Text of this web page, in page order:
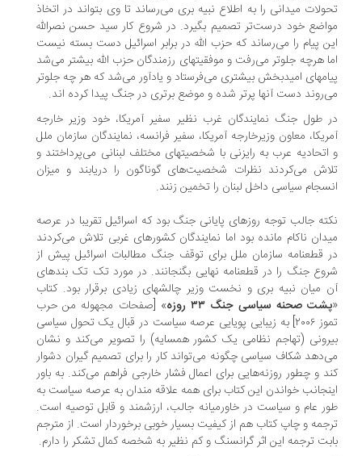
میدانی را به اطلاع نبیه بری می‌‏رساند تا وی بتواند در اتخاذ
خود درست‏‌تر تصمیم بگیرد. در شروع کار سید حسن نصرالله
پیام را می‌رساند که حزب الله در برابر اسرائیل دست بسته نیست
هرچه جلوتر می‌رفت و موفقیتهای رزمندگان حزب الله بیشتر می‌شد
امیدبخش بیشتری می‌فرستاد و یادآور می‌شد که هر چه جلوتر
دست آنها پرتر شده و موضع برتری در جنگ پیدا کرده اند.
طول جنگ نمایندگان غرب نظیر سفیر آمریکا، خود وزیر خارجه
معاون وزیرخارجه آمریکا، سفیر فرانسه، نمایندگان سازمان ملل
عرب به رایزنی با شخصیتهای مختلف لبنانی می‌پرداختند و
می‌کردند نظرات شخصیت‌های گوناگون را دریابند و میزان
سیاسی داخل لبنان را تخمین زنند.
جالب توجه روزهای پایانی جنگ بود که اسرائیل تقریبا در عرصه
ناکام مانده بود اما نمایندگان کشورهای غربی تلاش می‌کردند
قطعنامه سازمان ملل برای توقف جنگ مطالبات اسرائیل پیش از
جنگ را در قطعنامه نهایی بگنجانند. در مورد تک تک بندهای
میان نبیه بری و نخست وزیر چالشهای زیادی برقرار بود. کتاب
صحنه سیاسی جنگ ۳۳ روزه
» [صفحات مجهوله من حرب
تموز ۲۰۰۶] به زیبایی پویایی عرصه سیاست در قبال یک تحول سیاسی
(تهاجم نظامی یک کشور همسایه) را تصویر می‌کند و نشان
شکاف سیاسی چگونه می‌تواند کار را برای تصمیم گیران دشوار
و چطور روزنه‌هایی برای اعمال فشار خارجی فراهم می‌کند. به باور
خواندن این کتاب برای همه علاقه مندان به عرصه سیاست به
عام و سیاست در خاورمیانه جالب، ارزشمند و قابل توصیه است.
و چاپ کتاب هم از کیفیت بسیار خوبی برخوردار است. از مترجم
ترجمه این اثر گرانسنگ و کم نظیر به شخصه کمال تشکر را دارم.